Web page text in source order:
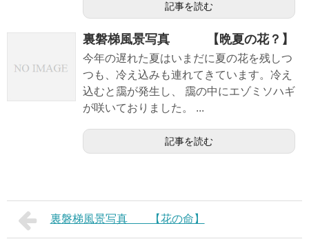
記事を読む
裏磐梯風景写真 【晩夏の花？】
今年の遅れた夏はいまだに夏の花を残しつ
つも、冷え込みも連れてきています。冷え
込むと靄が発生し、 靄の中にエゾミソハギ
が咲いておりました。 ...
記事を読む
裏磐梯風景写真 【花の命】